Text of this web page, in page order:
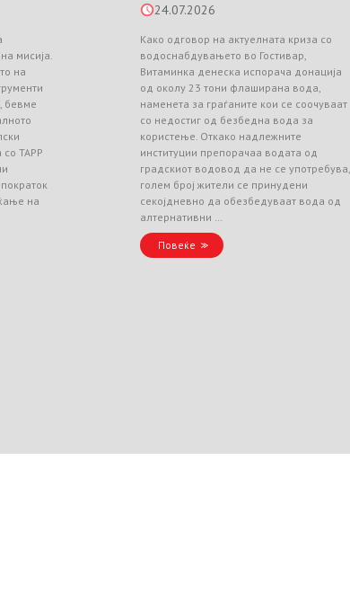
мисија.
на
бевме
TAPP
на
24.07.2026
Како одговор на актуелната криза со
водоснабдувањето во Гостивар,
Витаминка денеска испорача донација
од околу 23 тони флаширана вода,
наменета за граѓаните кои се соочуваат
со недостиг од безбедна вода за
користење. Откако надлежните
институции препорачаа водата од
градскиот водовод да не се употребува,
голем број жители се принудени
секојдневно да обезбедуваат вода од
алтернативни …
Повеќе